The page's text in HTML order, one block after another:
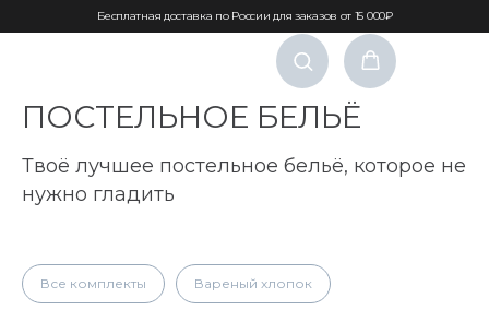
Бесплатная доставка по России для заказов от 15 000₽
ПОСТЕЛЬНОЕ БЕЛЬЁ
Твоё лучшее постельное бельё, которое не
нужно гладить
Все комплекты Вареный хлопок